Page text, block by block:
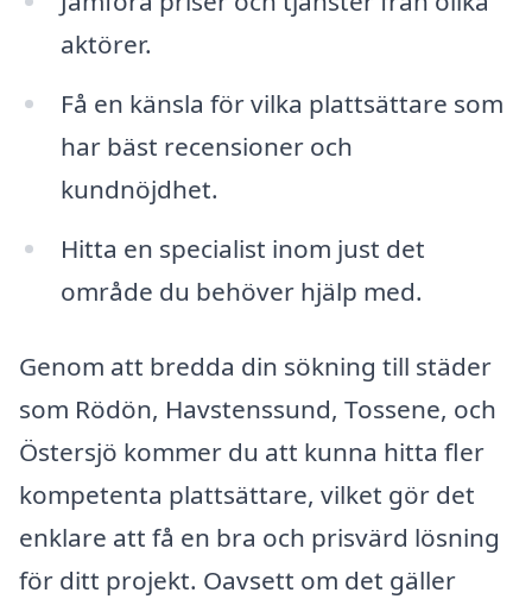
aktörer.
Få en känsla för vilka plattsättare som
har bäst recensioner och
kundnöjdhet.
Hitta en specialist inom just det
område du behöver hjälp med.
Genom att bredda din sökning till städer
som Rödön, Havstenssund, Tossene, och
Östersjö kommer du att kunna hitta fler
kompetenta plattsättare, vilket gör det
enklare att få en bra och prisvärd lösning
för ditt projekt. Oavsett om det gäller